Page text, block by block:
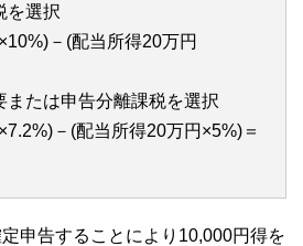
を選択
－(配当所得20万円
たは申告分離課税を選択
－(配当所得20万円×5%)＝
申告することにより10,000円得を